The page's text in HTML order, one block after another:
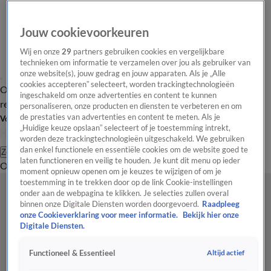
Overzicht Laatste nieuws Regionieuws Het beste van Hart
Tip de
redactie
Volg Hart van Nederland
Zoeken
OverzichtRegioUitzendingenWeerTip de redactiePanelVideo's
Jouw cookievoorkeuren
Wij en onze29 partners gebruiken cookies en vergelijkbare
technieken om informatie te verzamelen over jou als gebruiker van
onze website(s), jouw gedrag en jouw apparaten. Als je „Alle
cookies accepteren” selecteert, worden trackingtechnologieën
ingeschakeld om onze advertenties en content te kunnen
personaliseren, onze producten en diensten te verbeteren en om
de prestaties van advertenties en content te meten. Als je
„Huidige keuze opslaan” selecteert of je toestemming intrekt,
worden deze trackingtechnologieën uitgeschakeld. We gebruiken
dan enkel functionele en essentiële cookies om de website goed te
laten functioneren en veilig te houden. Je kunt dit menu op ieder
moment opnieuw openen om je keuzes te wijzigen of om je
toestemming in te trekken door op de link Cookie-instellingen
onder aan de webpagina te klikken. Je selecties zullen overal
binnen onze Digitale Diensten worden doorgevoerd. Raadpleeg
onze Cookieverklaring voor meer informatie.
Bekijk hier onze
Digitale Diensten.
Functioneel & Essentieel Altijd actief